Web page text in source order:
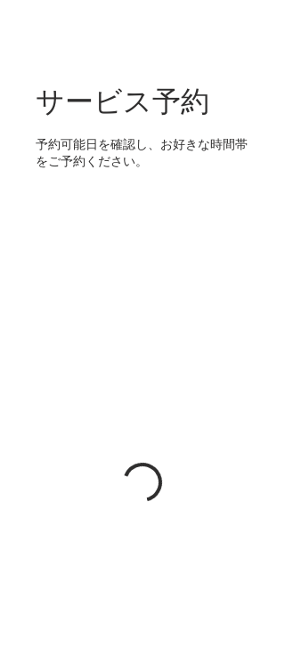
サービス予約
予約可能日を確認し、お好きな時間帯
をご予約ください。